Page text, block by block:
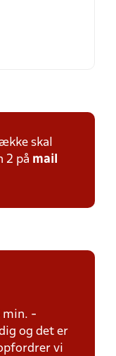
skal
2 på mail
min. -
og det er
vi